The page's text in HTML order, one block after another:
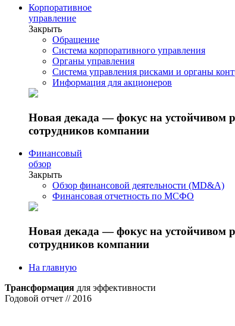
Корпоративное
управление
Закрыть
Обращение
Система корпоративного управления
Органы управления
Система управления рисками и органы
Информация для акционеров
Новая декада — фокус на устойчивом
сотрудников компании
Финансовый
обзор
Закрыть
Обзор финансовой деятельности (MD&A)
Финансовая отчетность по МСФО
Новая декада — фокус на устойчивом
сотрудников компании
На главную
Трансформация для эффективности
Годовой отчет // 2016